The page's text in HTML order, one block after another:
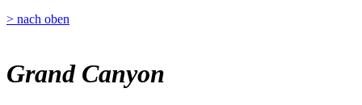
> nach oben
Grand Canyon